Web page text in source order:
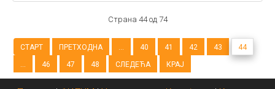
Страна 44 од 74
СТАРТ ПРЕТХОДНА ... 40 41 42 43
44
...
46 47 48 СЛЕДЕЋА КРАЈ